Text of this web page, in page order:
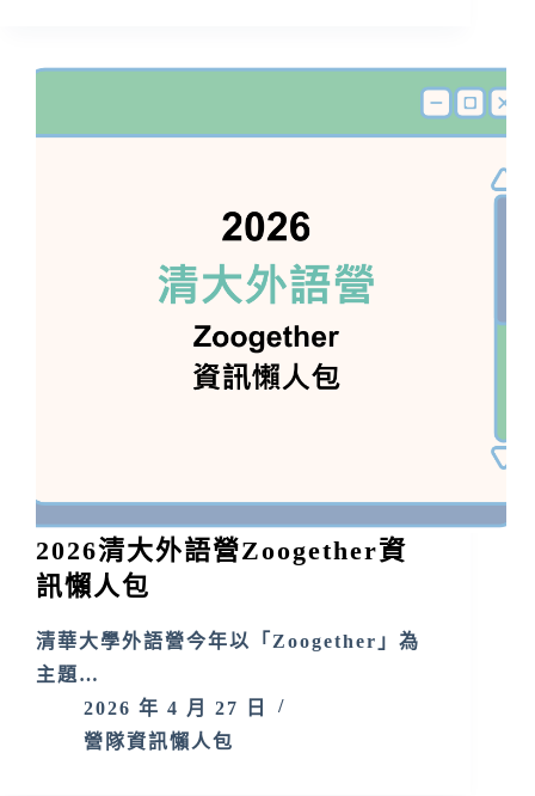
2026清大外語營Zoogether資
訊懶人包
清華大學外語營今年以「Zoogether」為
主題…
2026 年 4 月 27 日
營隊資訊懶人包